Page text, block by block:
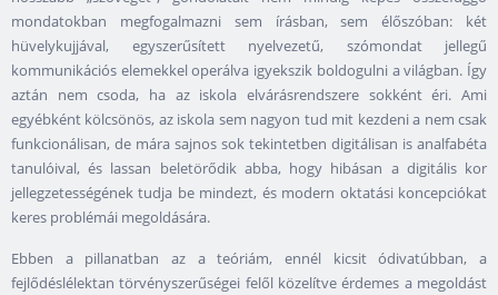
mondatokban megfogalmazni sem írásban, sem élőszóban: két
hüvelykujjával, egyszerűsített nyelvezetű, szómondat jellegű
kommunikációs elemekkel operálva igyekszik boldogulni a világban. Így
aztán nem csoda, ha az iskola elvárásrendszere sokként éri. Ami
egyébként kölcsönös, az iskola sem nagyon tud mit kezdeni a nem csak
funkcionálisan, de mára sajnos sok tekintetben digitálisan is analfabéta
tanulóival, és lassan beletörődik abba, hogy hibásan a digitális kor
jellegzetességének tudja be mindezt, és modern oktatási koncepciókat
keres problémái megoldására.
Ebben a pillanatban az a teóriám, ennél kicsit ódivatúbban, a
fejlődéslélektan törvényszerűségei felől közelítve érdemes a megoldást